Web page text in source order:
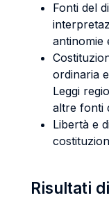
Fonti del
antinomie
ordinaria
Leggi
altre fonti
Libertà e
Risultati